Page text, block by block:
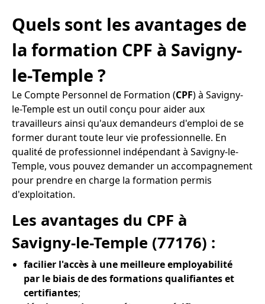
Quels sont les avantages de
la formation CPF à Savigny-
le-Temple ?
Le Compte Personnel de Formation (CPF) à Savigny-
le-Temple est un outil conçu pour aider aux
travailleurs ainsi qu'aux demandeurs d'emploi de se
former durant toute leur vie professionnelle. En
qualité de professionnel indépendant à Savigny-le-
Temple, vous pouvez demander un accompagnement
pour prendre en charge la formation permis
d'exploitation.
Les avantages du CPF à
Savigny-le-Temple (77176) :
facilier l'accès à une meilleure employabilité
par le biais de des formations qualifiantes et
certifiantes;